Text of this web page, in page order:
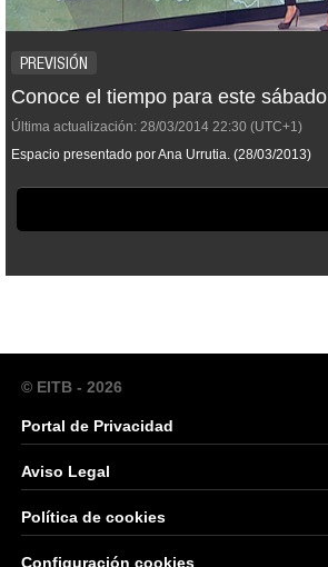
PREVISIÓN
Conoce el tiempo para este sábado
Última actualización: 28/03/2014 22:30 (UTC+1)
Espacio presentado por Ana Urrutia. (28/03/2013)
© EITB - 2026
Portal de Privacidad
Aviso Legal
Política de cookies
Configuración cookies